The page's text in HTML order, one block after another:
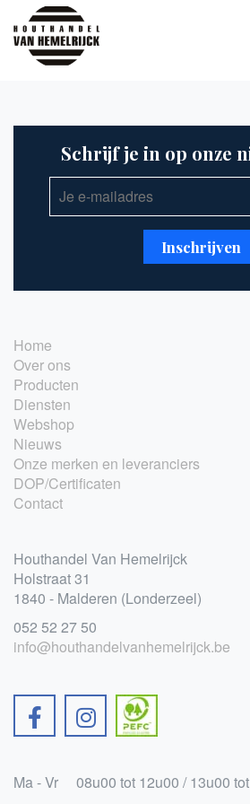
Schrijf je in op onze
Home
Over ons
Producten
Diensten
Webshop
Nieuws
Onze merken en leveranciers
DOP/Certificaten
Contact
Houthandel Van Hemelrijck
Holstraat 31
1840 - Malderen (Londerzeel)
052 52 27 50
info@houthandelvanhemelrijck.be
Ma - Vr
08u00 tot 12u00 / 13u00